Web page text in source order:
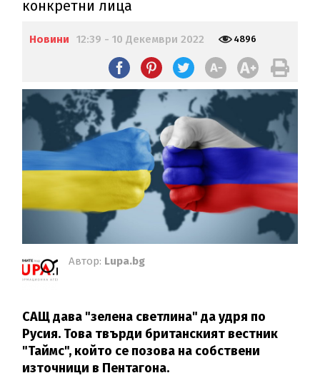
конкретни лица
Новини 12:39 - 10 Декември 2022 4896
Автор: Lupa.bg
САЩ дава "зелена светлина" да удря по
Русия. Това твърди британският вестник
"Таймс", който се позова на собствени
източници в Пентагона.